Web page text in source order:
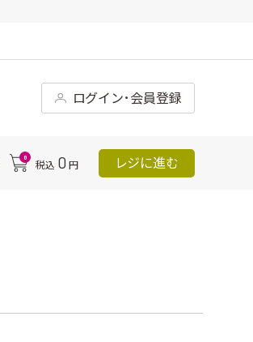
ログイン･会員登録
0
税込 0 円 レジに進む